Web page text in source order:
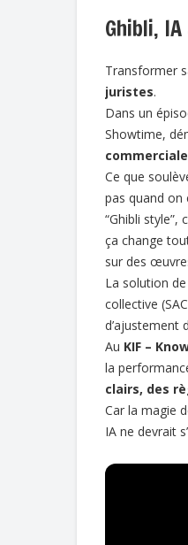
Ghibli,
Transformer
juristes.
Dans un
Showtime,
Ce que
pas quand on
“Ghibli style”,
ça change
sur des
La solution
collective
d’ajustement
Au KIF –
la
clairs, des
Car la magie
IA ne devrait